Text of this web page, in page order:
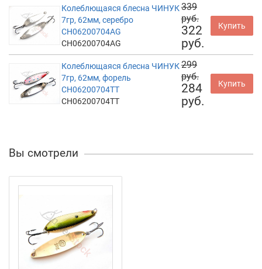
Колеблющаяся блесна ЧИНУК
7гр, 62мм, серебро
CH06200704AG
CH06200704AG
339
руб.
322
руб.
Купить
Колеблющаяся блесна ЧИНУК
7гр, 62мм, форель
CH06200704TT
CH06200704TT
299
руб.
284
руб.
Купить
Вы смотрели